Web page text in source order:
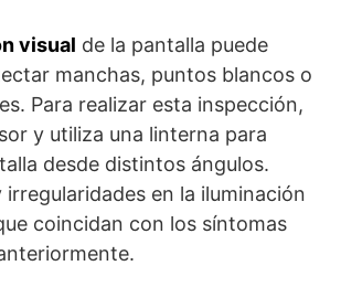
visual de la pantalla puede
manchas, puntos blancos o
Para realizar esta inspección,
y utiliza una linterna para
desde distintos ángulos.
irregularidades en la iluminación
coincidan con los síntomas